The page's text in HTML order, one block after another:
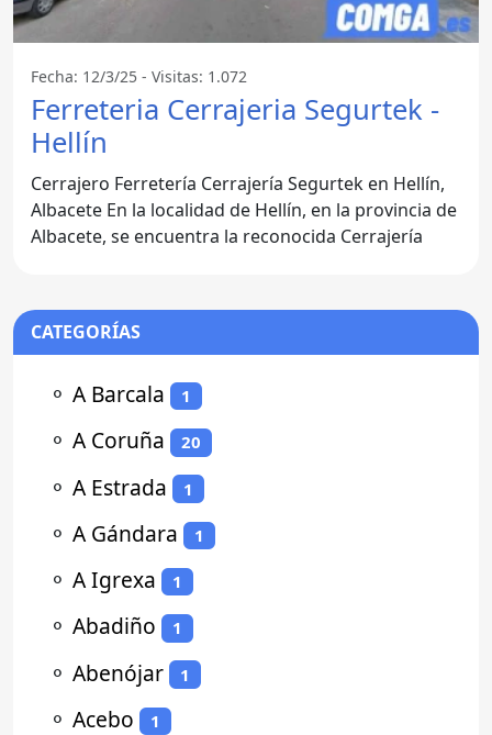
Fecha: 12/3/25 - Visitas: 1.072
Ferreteria Cerrajeria Segurtek -
Hellín
Cerrajero Ferretería Cerrajería Segurtek en Hellín,
Albacete En la localidad de Hellín, en la provincia de
Albacete, se encuentra la reconocida Cerrajería
CATEGORÍAS
⚬ A Barcala 1
⚬ A Coruña 20
⚬ A Estrada 1
⚬ A Gándara 1
⚬ A Igrexa 1
⚬ Abadiño 1
⚬ Abenójar 1
⚬ Acebo 1